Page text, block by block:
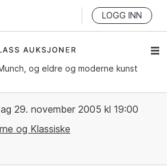
LOGG INN
og eldre og moderne kunst
29. november 2005 kl 19:00
og Klassiske